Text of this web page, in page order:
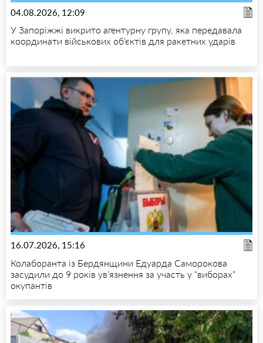
04.08.2026, 12:09
У Запоріжжі викрито агентурну групу, яка передавала
координати військових об’єктів для ракетних ударів
16.07.2026, 15:16
Колаборанта із Бердянщини Едуарда Саморокова
засудили до 9 років ув’язнення за участь у “виборах”
окупантів